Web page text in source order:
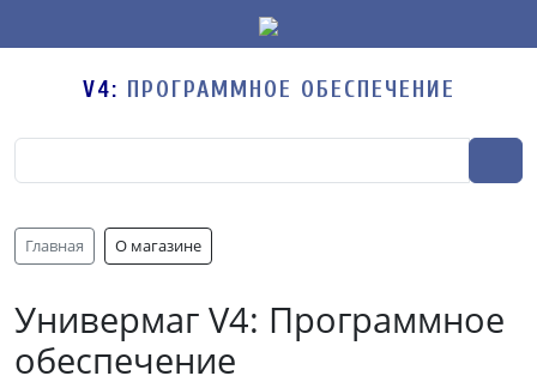
V4: ПРОГРАММНОЕ ОБЕСПЕЧЕНИЕ
Главная О магазине
Универмаг V4: Программное
обеспечение